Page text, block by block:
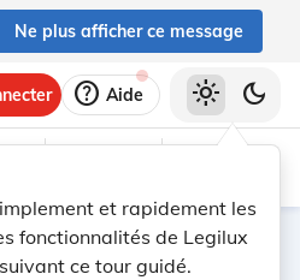
Ne plus afficher ce message
help Aide
et rapidement les
fonctionnalités de Legilux
ce tour guidé.
light_mode dark_mode
Filtres